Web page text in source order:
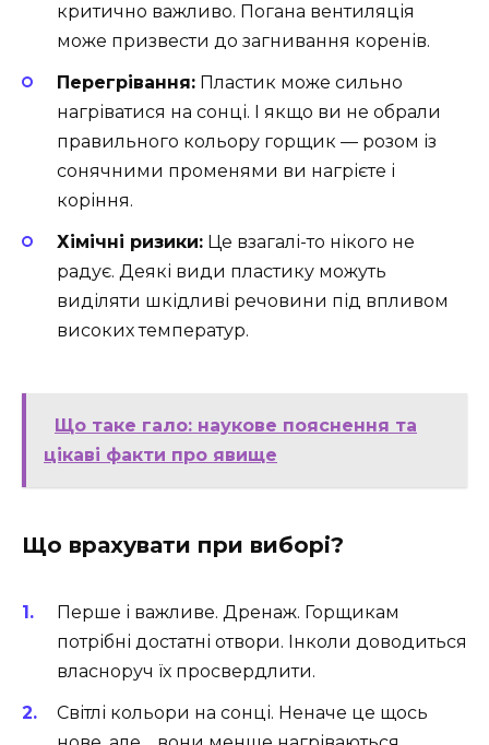
критично важливо. Погана вентиляція
може призвести до загнивання коренів.
Перегрівання: Пластик може сильно
нагріватися на сонці. І якщо ви не обрали
правильного кольору горщик — розом із
сонячними променями ви нагрієте і
коріння.
Хімічні ризики: Це взагалі-то нікого не
радує. Деякі види пластику можуть
виділяти шкідливі речовини під впливом
високих температур.
Що таке гало: наукове пояснення та
цікаві факти про явище
Що врахувати при виборі?
Перше і важливе. Дренаж. Горщикам
потрібні достатні отвори. Інколи доводиться
власноруч їх просвердлити.
Світлі кольори на сонці. Неначе це щось